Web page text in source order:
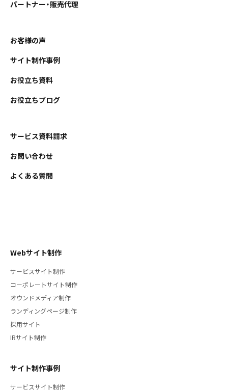
パートナー・販売代理
お客様の声
サイト制作事例
お役立ち資料
お役立ちブログ
サービス資料請求
お問い合わせ
よくある質問
Webサイト制作
サービスサイト制作
コーポレートサイト制作
オウンドメディア制作
ランディングページ制作
採用サイト
IRサイト制作
サイト制作事例
サービスサイト制作